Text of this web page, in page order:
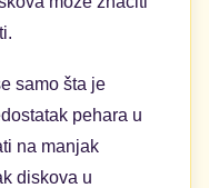
samo šta je
pehara u
na manjak
diskova u